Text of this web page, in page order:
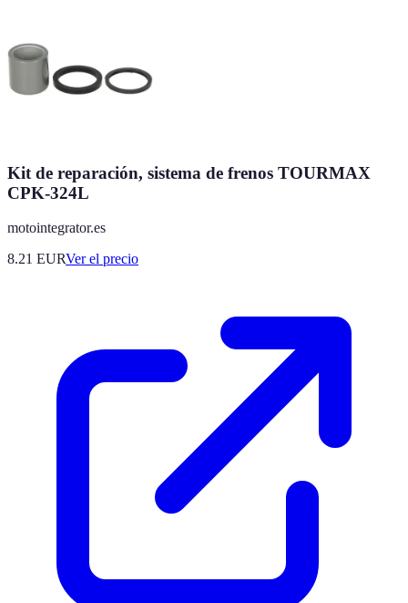
Kit de reparación, sistema de frenos TOURMAX
CPK-324L
motointegrator.es
8.21 EURVer el precio